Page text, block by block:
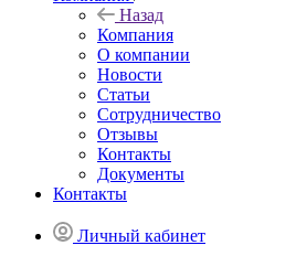
Назад
Компания
О компании
Новости
Статьи
Сотрудничество
Отзывы
Контакты
Документы
Контакты
Личный кабинет